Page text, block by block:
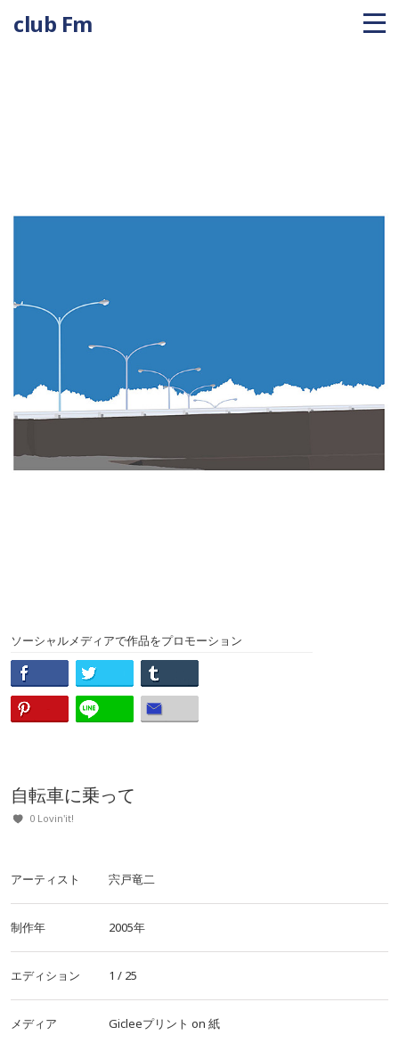
club Fm
ソーシャルメディアで作品をプロモーション
自転車に乗って
0 Lovin'it!
アーティスト 宍戸竜二
制作年 2005年
エディション 1 / 25
メディア Gicleeプリント on 紙